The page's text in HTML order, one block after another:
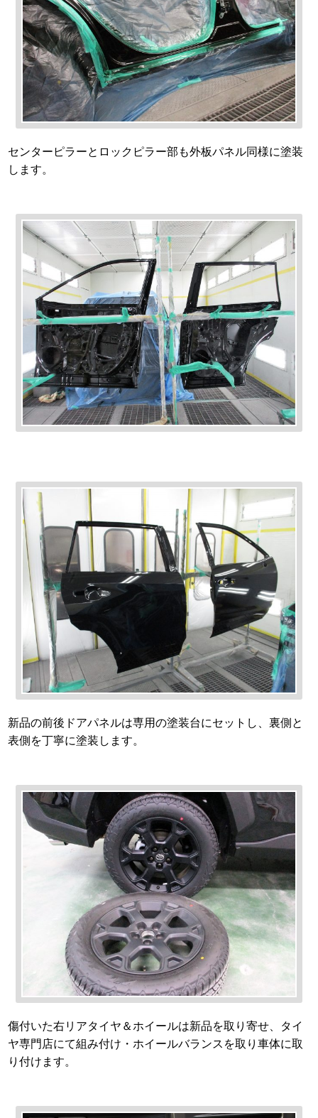
センターピラーとロックピラー部も外板パネル同様に塗装
します。
新品の前後ドアパネルは専用の塗装台にセットし、裏側と
表側を丁寧に塗装します。
傷付いた右リアタイヤ＆ホイールは新品を取り寄せ、タイ
ヤ専門店にて組み付け・ホイールバランスを取り車体に取
り付けます。